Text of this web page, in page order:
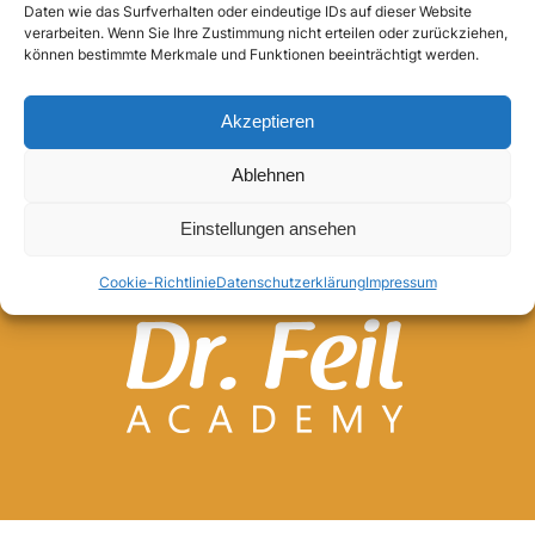
Daten wie das Surfverhalten oder eindeutige IDs auf dieser Website
verarbeiten. Wenn Sie Ihre Zustimmung nicht erteilen oder zurückziehen,
können bestimmte Merkmale und Funktionen beeinträchtigt werden.
Akzeptieren
Ablehnen
Einstellungen ansehen
Cookie-RichtlinieDatenschutzerklärungImpressum
Anmelden